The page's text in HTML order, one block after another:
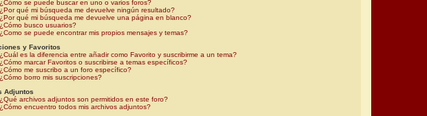
¿Cómo se puede buscar en uno o varios foros?
¿Por qué mi búsqueda me devuelve ningún resultado?
¿Por qué mi búsqueda me devuelve una página en blanco?
¿Cómo busco usuarios?
¿Como se puede encontrar mis propios mensajes y temas?
y Favoritos
¿Cuál es la diferencia entre añadir como Favorito y suscribirme a un tema?
¿Cómo marcar Favoritos o suscribirse a temas específicos?
¿Cómo me suscribo a un foro específico?
¿Cómo borro mis suscripciones?
Adjuntos
¿Qué archivos adjuntos son permitidos en este foro?
¿Cómo encuentro todos mis archivos adjuntos?